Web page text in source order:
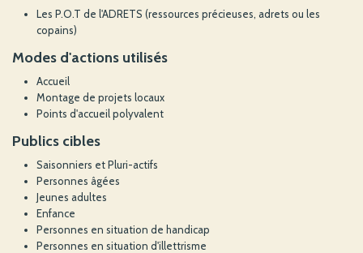
Les P.O.T de l'ADRETS (ressources précieuses, adrets ou les
copains)
Modes d'actions utilisés
Accueil
Montage de projets locaux
Points d'accueil polyvalent
Publics cibles
Saisonniers et Pluri-actifs
Personnes âgées
Jeunes adultes
Enfance
Personnes en situation de handicap
Personnes en situation d'illettrisme